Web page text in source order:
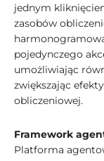
jednym
zasobów
pojedynczego
umożliwiając
zwiększając
obliczeniowej.
Framework
Platforma